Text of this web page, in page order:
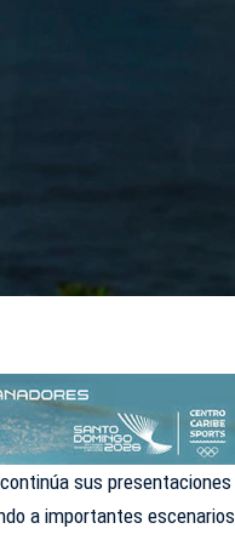
sus presentaciones
a importantes escenarios